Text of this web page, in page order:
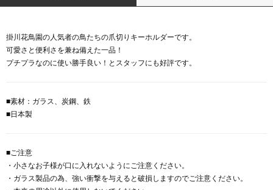
掛川花鳥園の人気者の鳥たちの爪切りキーホルダーです。
可愛さと便利さを兼ね備えた一品！
プチプラなのに使い勝手良い！とスタッフにも好評です。
■素材：ガラス、炭鋼、鉄
■日本製
■ご注意
・小さなお子様が口に入れないようにご注意ください。
・ガラス製品の為、強い衝撃を与えると破損しますのでご注意ください。